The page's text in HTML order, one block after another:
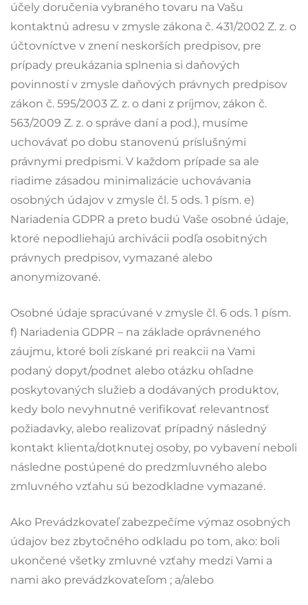
účely doručenia vybraného tovaru na Vašu
kontaktnú adresu v zmysle zákona č. 431/2002 Z. z. o
účtovníctve v znení neskorších predpisov, pre
prípady preukázania splnenia si daňových
povinností v zmysle daňových právnych predpisov
zákon č. 595/2003 Z. z. o dani z príjmov, zákon č.
563/2009 Z. z. o správe daní a pod.), musíme
uchovávať po dobu stanovenú príslušnými
právnymi predpismi. V každom prípade sa ale
riadime zásadou minimalizácie uchovávania
osobných údajov v zmysle čl. 5 ods. 1 písm. e)
Nariadenia GDPR a preto budú Vaše osobné údaje,
ktoré nepodliehajú archivácii podľa osobitných
právnych predpisov, vymazané alebo
anonymizované.
Osobné údaje spracúvané v zmysle čl. 6 ods. 1 písm.
f) Nariadenia GDPR – na základe oprávneného
záujmu, ktoré boli získané pri reakcii na Vami
podaný dopyt/podnet alebo otázku ohľadne
poskytovaných služieb a dodávaných produktov,
kedy bolo nevyhnutné verifikovať relevantnosť
požiadavky, alebo realizovať prípadný následný
kontakt klienta/dotknutej osoby, po vybavení neboli
následne postúpené do predzmluvného alebo
zmluvného vzťahu sú bezodkladne vymazané.
Ako Prevádzkovateľ zabezpečíme výmaz osobných
údajov bez zbytočného odkladu po tom, ako: boli
ukončené všetky zmluvné vzťahy medzi Vami a
nami ako prevádzkovateľom ; a/alebo